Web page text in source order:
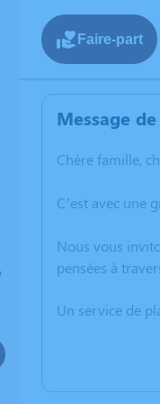
Faire-part
Message
Chère famille,
C’est avec une
Nous vous
pensées à
Un service de